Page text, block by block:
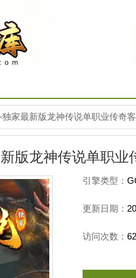
-独家最新版龙神传说单职业传奇
新版龙神传说单职
引擎类型：
更新日期：
访问次数： 62